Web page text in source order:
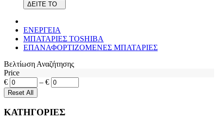
ΔΕΙΤΕ ΤΟ
ΕΝΕΡΓΕΙΑ
MΠΑΤΑΡΙΕΣ TOSHIBA
ΕΠΑΝΑΦΟΡΤΙΖΟΜΕΝΕΣ ΜΠΑΤΑΡΙΕΣ
Βελτίωση Αναζήτησης
Price
€
– €
ΚΑΤΗΓΟΡΙΕΣ